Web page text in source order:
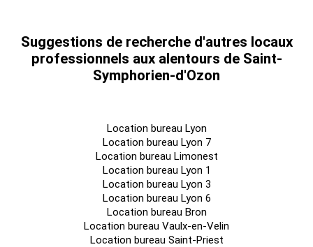
Suggestions de recherche d'autres locaux
professionnels aux alentours de Saint-
Symphorien-d'Ozon
Location bureau Lyon
Location bureau Lyon 7
Location bureau Limonest
Location bureau Lyon 1
Location bureau Lyon 3
Location bureau Lyon 6
Location bureau Bron
Location bureau Vaulx-en-Velin
Location bureau Saint-Priest